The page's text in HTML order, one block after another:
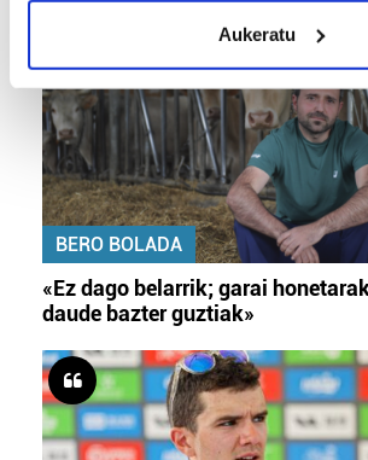
meters
Identify your device by actively
specific characteristics
Find out more about how your personal
and set your preferences in thedetails
Guk eta gure bazkideek zure datu
prozesatzen ditugu, zure IP zenbakia,
teknologia erabiliz, cookieak adibidez,
pertsonalizatuak eskaintzeko, iragarkiak
neurtzeko, jendeari buruzko informazioa
produktuak garatzeko. Zure datuak nork
erabiltzen dituen hauta dezakezu.
Bazkide batzuek ez dizute baimenik
interes komertzial legitimoetan
Aukeratu
BERO BOLADA
«Ez dago belarrik; garai
daude bazter guztiak»